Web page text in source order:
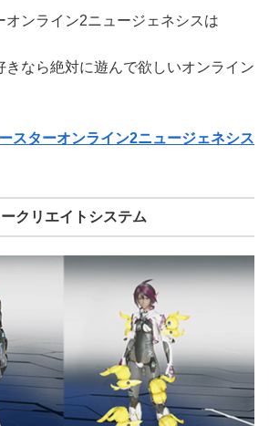
オンライン2ニュージェネシスは
きなら絶対に遊んで欲しいオンライン
スターオンライン2ニュージェネシス
クリエイトシステム